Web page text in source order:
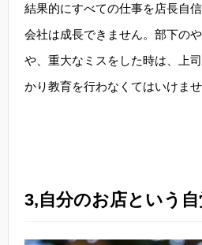
結果的にすべての仕事を店長自
会社は成長できません。部下の
や、重大なミスをした時は、上
かり教育を行わなくてはいけませ
3,自分のお店という